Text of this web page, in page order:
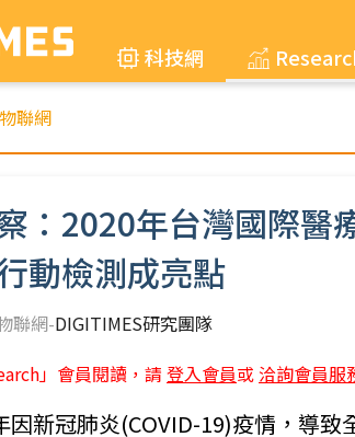
科技網
物聯網
：2020年台灣國際
動檢測成亮點
聯網-DIGITIMES研究團隊
」會員閱讀，請 登入會員或 洽詢會員服
新冠肺炎(COVID-19)疫情，導致